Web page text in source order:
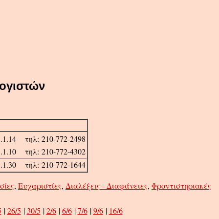
τηλ: 210-772-2498
τηλ: 210-772-4302
τηλ: 210-772-1644
, Ευχαριστίες, Διαλέξεις - Διαφάνειες, Φροντιστηριακές
|26/5 | 30/5 |2/6|6/6|7/6|9/6| 16/6